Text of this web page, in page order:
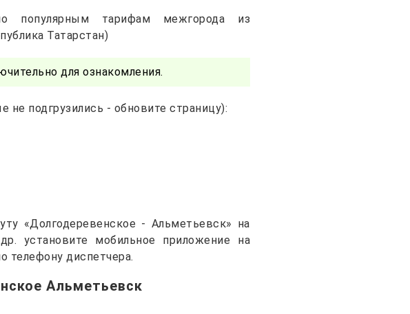
популярным тарифам межгорода из
Татарстан)
для ознакомления.
подгрузились - обновите страницу):
«Долгодеревенское - Альметьевск» на
установите мобильное приложение на
телефону диспетчера.
Альметьевск